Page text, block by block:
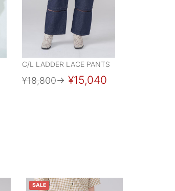
C/L LADDER LACE PANTS
¥18,800→ ¥15,040
SALE